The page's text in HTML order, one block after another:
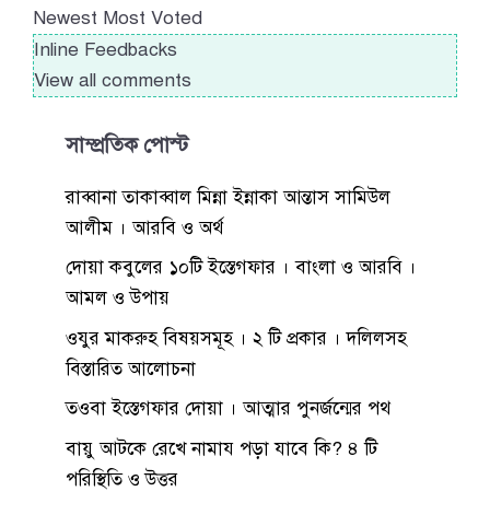
Newest Most Voted
Inline Feedbacks
View all comments
সাম্প্রতিক পোস্ট
রাব্বানা তাকাব্বাল মিন্না ইন্নাকা আন্তাস সামিউল
আলীম । আরবি ও অর্থ
দোয়া কবুলের ১০টি ইস্তেগফার । বাংলা ও আরবি ।
আমল ও উপায়
ওযুর মাকরুহ বিষয়সমূহ । ২ টি প্রকার । দলিলসহ
বিস্তারিত আলোচনা
তওবা ইস্তেগফার দোয়া । আত্মার পুনর্জন্মের পথ
বায়ু আটকে রেখে নামায পড়া যাবে কি? ৪ টি
পরিস্থিতি ও উত্তর